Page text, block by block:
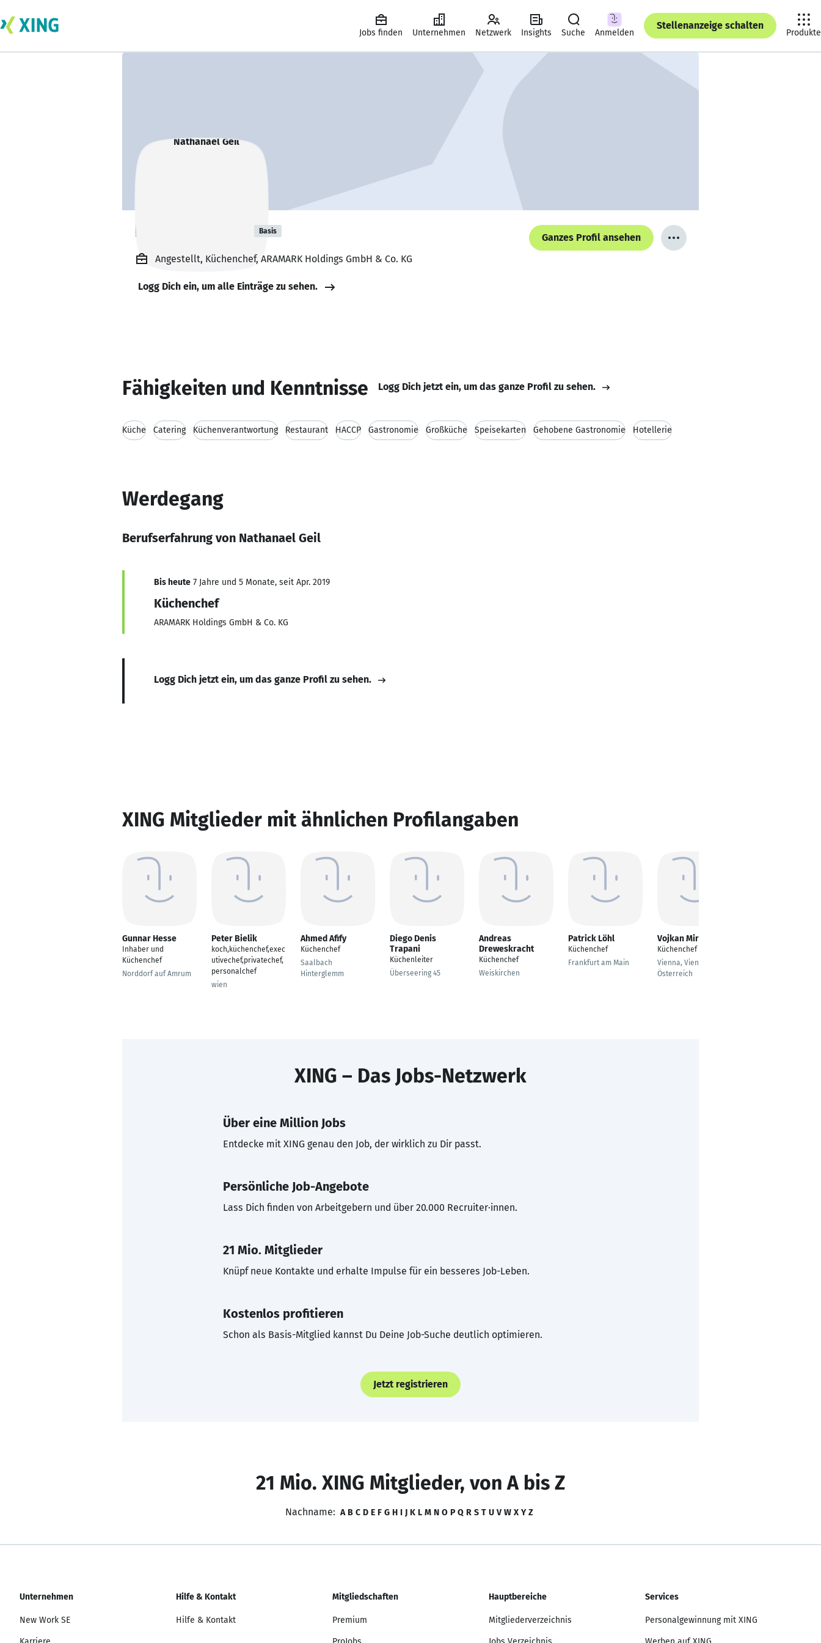
Jobs finden Unternehmen Netzwerk Insights Suche Anmelden
Stellenanzeige schalten
Produkte
Nathanael Geil Basis
Ganzes Profil ansehen
Angestellt, Küchenchef, ARAMARK Holdings GmbH & Co. KG
Logg Dich ein, um alle Einträge zu sehen.
Fähigkeiten und Kenntnisse Logg Dich jetzt ein, um das ganze Profil zu sehen.
Küche Catering Küchenverantwortung Restaurant HACCP Gastronomie Großküche Speisekarten Gehobene Gastronomie Hotellerie
Werdegang
Berufserfahrung von Nathanael Geil
Bis heute 7 Jahre und 5 Monate, seit Apr. 2019
Küchenchef
ARAMARK Holdings GmbH & Co. KG
Logg Dich jetzt ein, um das ganze Profil zu sehen.
XING Mitglieder mit ähnlichen Profilangaben
Gunnar Hesse
Inhaber und
Küchenchef
Norddorf auf Amrum
Peter Bielik
koch,küchenchef,exec
utivechef,privatechef,
personalchef
wien
Ahmed Afify
Küchenchef
Saalbach
Hinterglemm
Diego Denis
Trapani
Küchenleiter
Überseering 45
Andreas
Dreweskracht
Küchenchef
Weiskirchen
Patrick Löhl
Küchenchef
Frankfurt am Main
Vojkan Mirkovic
Küchenchef
Vienna, Vienna,
Österreich
XING – Das Jobs-Netzwerk
Über eine Million Jobs
Entdecke mit XING genau den Job, der wirklich zu Dir passt.
Persönliche Job-Angebote
Lass Dich finden von Arbeitgebern und über 20.000 Recruiter·innen.
21 Mio. Mitglieder
Knüpf neue Kontakte und erhalte Impulse für ein besseres Job-Leben.
Kostenlos profitieren
Schon als Basis-Mitglied kannst Du Deine Job-Suche deutlich optimieren.
Jetzt registrieren
21 Mio. XING Mitglieder, von A bis Z
Nachname: A B C D E F G H I J K L M N O P Q R S T U V W X Y Z
Unternehmen
New Work SE
Hilfe & Kontakt
Hilfe & Kontakt
Mitgliedschaften
Premium
Hauptbereiche
Mitgliederverzeichnis
Services
Personalgewinnung mit XING